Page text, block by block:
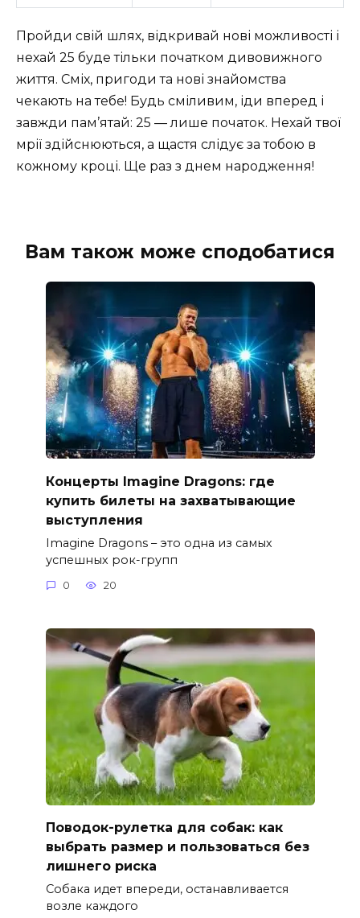
Пройди свій шлях, відкривай нові можливості і
нехай 25 буде тільки початком дивовижного
життя. Сміх, пригоди та нові знайомства
чекають на тебе! Будь сміливим, іди вперед і
завжди пам’ятай: 25 — лише початок. Нехай твої
мрії здійснюються, а щастя слідує за тобою в
кожному кроці. Ще раз з днем народження!
Вам також може сподобатися
Концерты Imagine Dragons: где
купить билеты на захватывающие
выступления
Imagine Dragons – это одна из самых
успешных рок-групп
0 20
Поводок-рулетка для собак: как
выбрать размер и пользоваться без
лишнего риска
Собака идет впереди, останавливается
возле каждого